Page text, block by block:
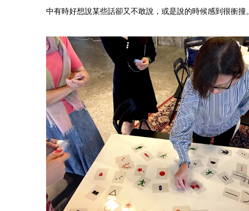
中有時好想說某些話卻又不敢說，或是說的時候感到很衝撞。